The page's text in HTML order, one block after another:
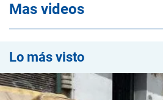
Mas videos
Lo más visto